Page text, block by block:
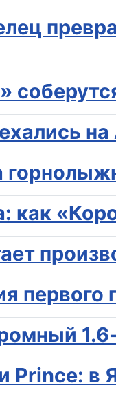
как
первого
Prince: